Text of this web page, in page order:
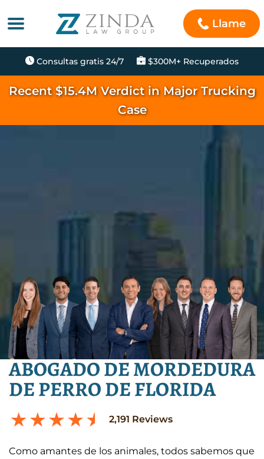
Llame
Consultas gratis 24/7 $300M+ Recuperados
Recent $15.4M Verdict in Major Trucking
Case
ABOGADO DE MORDEDURA
DE PERRO DE FLORIDA
2,191 Reviews
Como amantes de los animales, todos sabemos que